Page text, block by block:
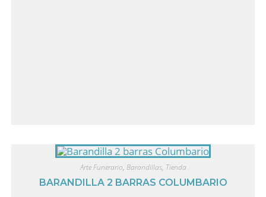
Arte Funerario, Barandillas, Tienda
BARANDILLA 2 BARRAS COLUMBARIO